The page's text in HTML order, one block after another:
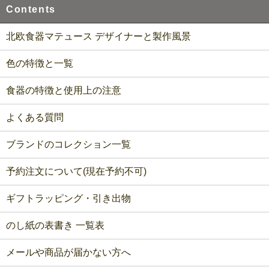
Contents
北欧食器マテュース デザイナーと製作風景
色の特徴と一覧
食器の特徴と使用上の注意
よくある質問
ブランドのコレクション一覧
予約注文について(現在予約不可)
ギフトラッピング・引き出物
のし紙の表書き 一覧表
メールや商品が届かない方へ